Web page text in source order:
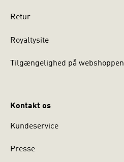
Retur
Royaltysite
Tilgængelighed på webshoppen
Kontakt os
Kundeservice
Presse